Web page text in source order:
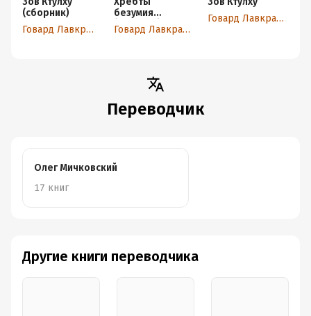
(сборник)
Говард Лавкрафт
безумия
(сборник)
Говард Лавкрафт
Говард Лавкрафт
Переводчик
Олег Мичковский
17 книг
Другие книги переводчика